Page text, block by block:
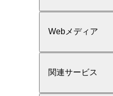
Webメディア
関連サービス